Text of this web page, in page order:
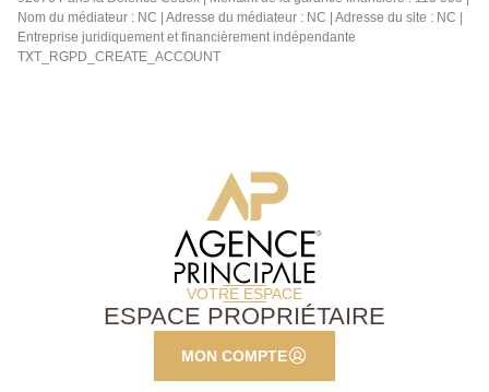
Nom du médiateur : NC | Adresse du médiateur : NC | Adresse du site : NC |
Entreprise juridiquement et financièrement indépendante
TXT_RGPD_CREATE_ACCOUNT
VOTRE ESPACE
ESPACE PROPRIÉTAIRE
MON COMPTE